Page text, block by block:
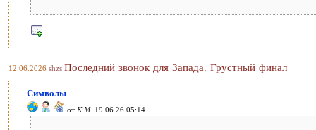
12.06.2026 shzs Последний звонок для Запада. Грустный финал
Символы
от К.М. 19.06.26 05:14